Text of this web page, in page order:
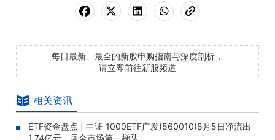
每日最新、最全的新股申购指南与深度剖析，
请立即前往新股频道
相关资讯
ETF资金盘点 | 中证 1000ETF广发(560010)8月5日净流出
1.74亿元，居全市场第一梯队